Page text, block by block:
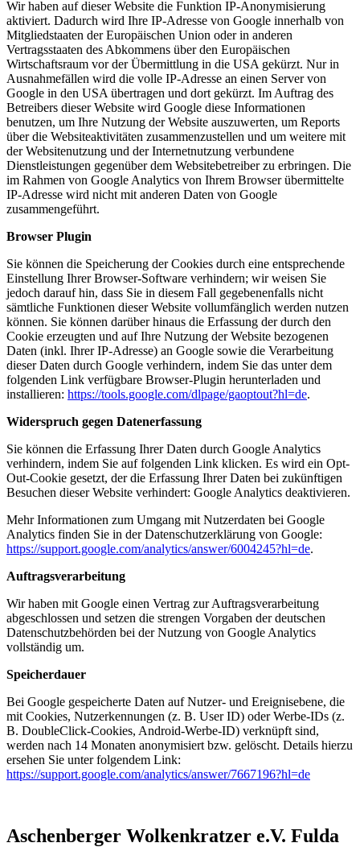
Wir haben auf dieser Website die Funktion IP-Anonymisierung
aktiviert. Dadurch wird Ihre IP-Adresse von Google innerhalb von
Mitgliedstaaten der Europäischen Union oder in anderen
Vertragsstaaten des Abkommens über den Europäischen
Wirtschaftsraum vor der Übermittlung in die USA gekürzt. Nur in
Ausnahmefällen wird die volle IP-Adresse an einen Server von
Google in den USA übertragen und dort gekürzt. Im Auftrag des
Betreibers dieser Website wird Google diese Informationen
benutzen, um Ihre Nutzung der Website auszuwerten, um Reports
über die Websiteaktivitäten zusammenzustellen und um weitere mit
der Websitenutzung und der Internetnutzung verbundene
Dienstleistungen gegenüber dem Websitebetreiber zu erbringen. Die
im Rahmen von Google Analytics von Ihrem Browser übermittelte
IP-Adresse wird nicht mit anderen Daten von Google
zusammengeführt.
Browser Plugin
Sie können die Speicherung der Cookies durch eine entsprechende
Einstellung Ihrer Browser-Software verhindern; wir weisen Sie
jedoch darauf hin, dass Sie in diesem Fall gegebenenfalls nicht
sämtliche Funktionen dieser Website vollumfänglich werden nutzen
können. Sie können darüber hinaus die Erfassung der durch den
Cookie erzeugten und auf Ihre Nutzung der Website bezogenen
Daten (inkl. Ihrer IP-Adresse) an Google sowie die Verarbeitung
dieser Daten durch Google verhindern, indem Sie das unter dem
folgenden Link verfügbare Browser-Plugin herunterladen und
installieren: https://tools.google.com/dlpage/gaoptout?hl=de.
Widerspruch gegen Datenerfassung
Sie können die Erfassung Ihrer Daten durch Google Analytics
verhindern, indem Sie auf folgenden Link klicken. Es wird ein Opt-
Out-Cookie gesetzt, der die Erfassung Ihrer Daten bei zukünftigen
Besuchen dieser Website verhindert: Google Analytics deaktivieren.
Mehr Informationen zum Umgang mit Nutzerdaten bei Google
Analytics finden Sie in der Datenschutzerklärung von Google:
https://support.google.com/analytics/answer/6004245?hl=de.
Auftragsverarbeitung
Wir haben mit Google einen Vertrag zur Auftragsverarbeitung
abgeschlossen und setzen die strengen Vorgaben der deutschen
Datenschutzbehörden bei der Nutzung von Google Analytics
vollständig um.
Speicherdauer
Bei Google gespeicherte Daten auf Nutzer- und Ereignisebene, die
mit Cookies, Nutzerkennungen (z. B. User ID) oder Werbe-IDs (z.
B. DoubleClick-Cookies, Android-Werbe-ID) verknüpft sind,
werden nach 14 Monaten anonymisiert bzw. gelöscht. Details hierzu
ersehen Sie unter folgendem Link:
https://support.google.com/analytics/answer/7667196?hl=de
Aschenberger Wolkenkratzer e.V. Fulda